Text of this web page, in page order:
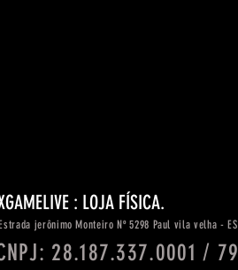
: LOJA FÍSICA.
Estrada jerônimo Monteiro Nº 5298 Paul vila velha - ES
28.187.337.0001 / 79